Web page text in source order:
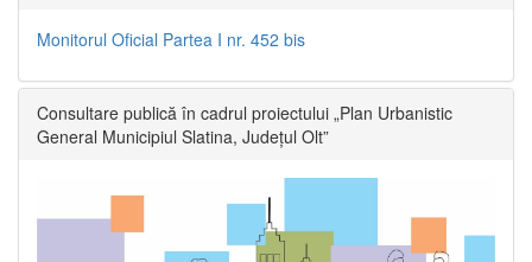
Monitorul Oficial Partea I nr. 452 bis
Consultare publică în cadrul proiectului „Plan Urbanistic
General Municipiul Slatina, Județul Olt”